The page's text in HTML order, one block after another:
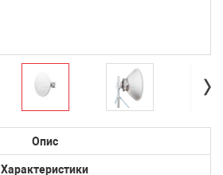
Опис
Характеристики